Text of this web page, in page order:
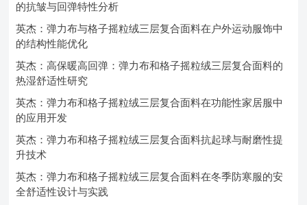
的抗皱与回弹特性分析
英杰：弹力布与格子摇粒绒三层复合面料在户外运动服饰中
的结构性能优化
英杰：高保暖高回弹：弹力布和格子摇粒绒三层复合面料的
热湿舒适性研究
英杰：弹力布和格子摇粒绒三层复合面料在功能性家居服中
的应用开发
英杰：弹力布和格子摇粒绒三层复合面料抗起球与耐磨性提
升技术
英杰：弹力布和格子摇粒绒三层复合面料在冬季防寒服的安
全舒适性设计与实践